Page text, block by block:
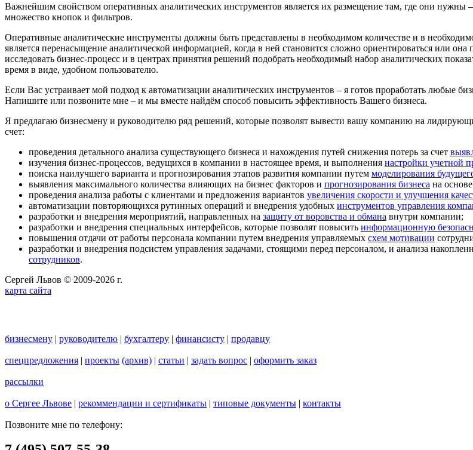
Важнейшим свойством оперативных аналитических инструментов является их размещение там, где они
множество кнопок и фильтров.
Оперативные аналитические инструменты должны быть представлены в необходимом количестве и в
является перенасыщение аналитической информацией, когда в ней становится сложно ориентироваться или
исследовать бизнес-процесс и в центрах принятия решений подобрать необходимый набор аналитических
время в виде, удобном пользователю.
Если Вас устраивает мой подход к автоматизации аналитических инструментов – я готов проработать любые
Напишите или позвоните мне – и мы вместе найдём способ повысить эффективность Вашего бизнеса.
Я предлагаю бизнесмену и руководителю ряд решений, которые позволят вывести вашу компанию на
счет:
проведения детального анализа существующего бизнеса и нахождения путей снижения потерь за счет
изучения бизнес-процессов, ведущихся в компании в настоящее время, и выполнения настройки учетной
поиска наилучшего варианта и прогнозирования этапов развития компании путем моделирования
выявления максимального количества влияющих на бизнес факторов и прогнозирования бизнеса на
проведения анализа работы с клиентами и предложения вариантов увеличения скорости и улучшения
автоматизации повторяющихся рутинных операций и внедрения удобных инструментов управления
разработки и внедрения мероприятий, направленных на защиту от воровства и обмана внутри компании;
разработки и внедрения специальных интерфейсов, которые позволят повысить информационную
повышения отдачи от работы персонала компании путем внедрения управляемых схем мотивации
разработки и внедрения подсистем управления задачами, стоящими перед персоналом, и анализа
сотрудников.
Сергей Львов © 2009-2026 г.
карта сайта
бизнесмену | руководителю | бухгалтеру | финансисту | продавцу
спецпредложения | проекты (архив) | статьи | задать вопрос | оформить заказ
рассылки
о Сергее Львове | рекоммендации и сертификаты | типовые документы | контакты
Позвоните мне по телефону: